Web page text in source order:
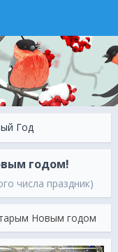
Год
годом!
числа праздник)
Новым годом